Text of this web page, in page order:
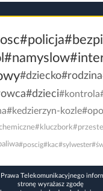
#policja
#namyslow
#dziecko#rodzina
#dzieci#kontrola
#kedzierzyn-kozle
#kluczbork
#poscig#kac#sylwester
Telekomunikacyjnego
stronę wyrażasz zgodę